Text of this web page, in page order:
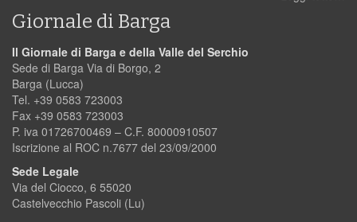
Giornale di Barga
Il Giornale di Barga e della Valle del Serchio
Sede di Barga Via di Borgo, 2
Barga (Lucca)
Tel. +39 0583 723003
Fax +39 0583 723003
P. iva 01726700469 – C.F. 80000910507
Iscrizione al ROC n.7677 del 23/09/2000
Sede Legale
Via del Ciocco, 6 55020
Castelvecchio Pascoli (Lu)